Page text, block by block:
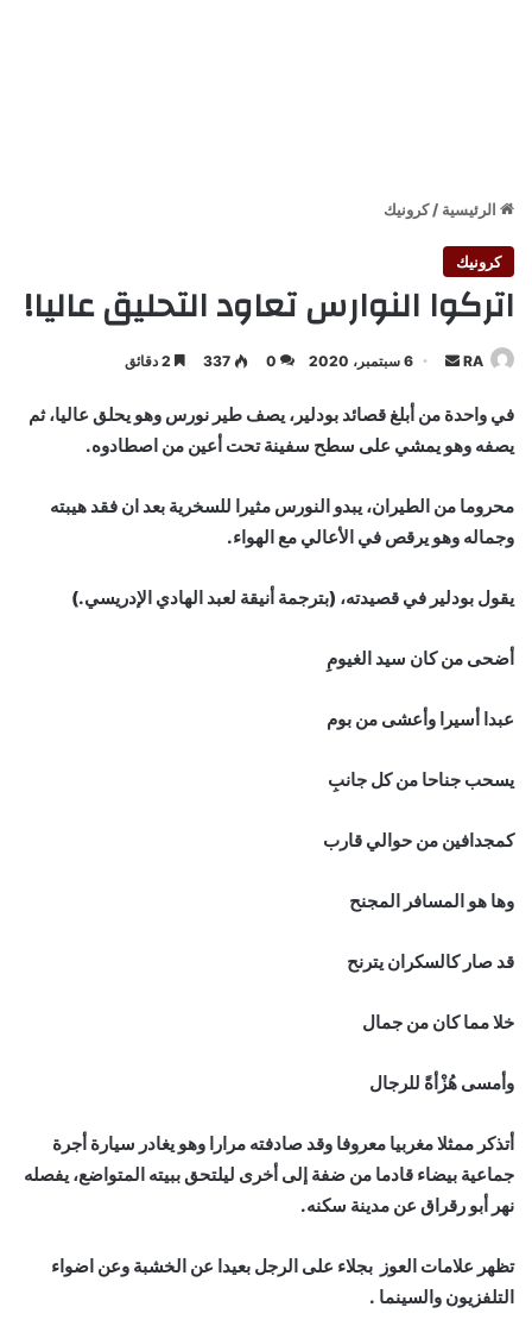
الرئيسية / كرونيك
كرونيك
اتركوا النوارس تعاود التحليق عاليا!
RA
أرسل
إلكترونيا
6 سبتمبر، 2020 0
337
في واحدة من أبلغ قصائد بودلير، يصف طير نورس وهو يحلق عاليا، ثم
يصفه وهو يمشي على سطح سفينة تحت أعين من اصطادوه.
محروما من الطيران، يبدو النورس مثيرا للسخرية بعد ان فقد هيبته
وجماله وهو يرقص في الأعالي مع الهواء.
يقول بودلير في قصيدته، (بترجمة أنيقة لعبد الهادي الإدريسي.)
أضحى من كان سيد الغيومِ
عبدا أسيرا وأعشى من بوم
يسحب جناحا من كل جانبِ
كمجدافين من حوالي قارب
وها هو المسافر المجنح
قد صار كالسكران يترنح
خلا مما كان من جمال
وأمسى هُزْأةً للرجال
أتذكر ممثلا مغربيا معروفا وقد صادفته مرارا وهو يغادر سيارة أجرة
جماعية بيضاء قادما من ضفة إلى أخرى ليلتحق ببيته المتواضع، يفصله
نهر أبو رقراق عن مدينة سكنه.
تظهر علامات العوز بجلاء على الرجل بعيدا عن الخشبة وعن اضواء
التلفزيون والسينما .